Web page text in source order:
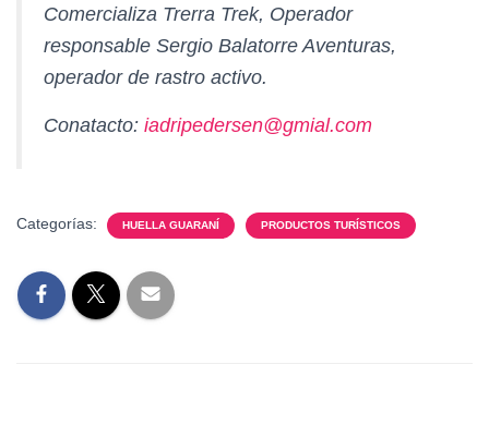
Comercializa Trerra Trek, Operador
responsable Sergio Balatorre Aventuras,
operador de rastro activo.
Conatacto: iadripedersen@gmial.com
Categorías: HUELLA GUARANÍ PRODUCTOS TURÍSTICOS